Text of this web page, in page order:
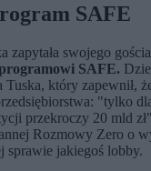
SAFE
zapytała swojego
SAFE.
który zapewnił,
"tylko
przekroczy 20 mld
Rozmowy Zero o
sprawie jakiegoś lobby.